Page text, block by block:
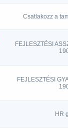
Csatlakozz a
FEJLESZTÉSI
FEJLESZTÉSI
HR